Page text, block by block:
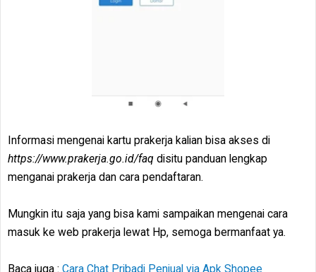
Informasi mengenai kartu prakerja kalian bisa akses di
https://www.prakerja.go.id/faq disitu panduan lengkap
menganai prakerja dan cara pendaftaran.
Mungkin itu saja yang bisa kami sampaikan mengenai cara
masuk ke web prakerja lewat Hp, semoga bermanfaat ya.
Baca juga : Cara Chat Pribadi Penjual via Apk Shopee